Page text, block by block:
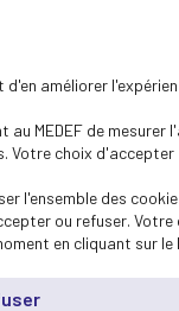
améliorer
MEDEF de
Votre choix
l'ensemble des
ou refuser.
en cliquant sur le